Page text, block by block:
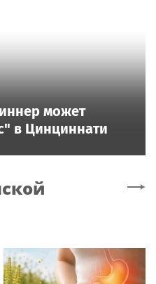
может
в Цинциннати